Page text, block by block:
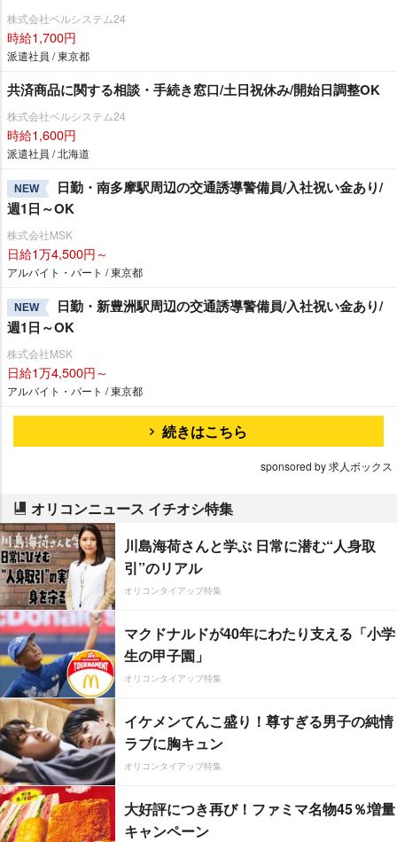
株式会社ベルシステム24
時給1,700円
派遣社員 / 東京都
共済商品に関する相談・手続き窓口/土日祝休み/開始日調整OK
株式会社ベルシステム24
時給1,600円
派遣社員 / 北海道
NEW
日勤・南多摩駅周辺の交通誘導警備員/入社祝い金あり/
週1日～OK
株式会社MSK
日給1万4,500円～
アルバイト・パート / 東京都
NEW
日勤・新豊洲駅周辺の交通誘導警備員/入社祝い金あり/
週1日～OK
株式会社MSK
日給1万4,500円～
アルバイト・パート / 東京都
続きはこちら
sponsored by 求人ボックス
オリコンニュース イチオシ特集
川島海荷さんと学ぶ 日常に潜む“人身取
引”のリアル
オリコンタイアップ特集
マクドナルドが40年にわたり支える「小学
生の甲子園」
オリコンタイアップ特集
イケメンてんこ盛り！尊すぎる男子の純情
ラブに胸キュン
オリコンタイアップ特集
大好評につき再び！ファミマ名物45％増量
キャンペーン